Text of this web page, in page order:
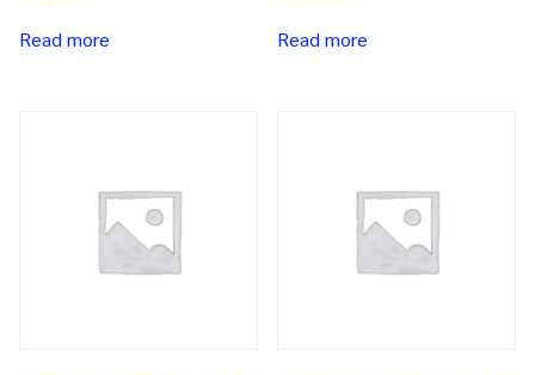
Read more Read more